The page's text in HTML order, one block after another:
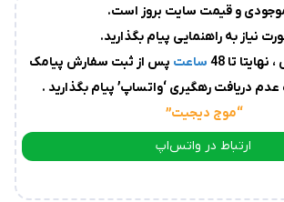
و قیمت سایت بروز است.
نیاز به راهنمایی پیام بگذارید.
تا 48 ساعت پس از ثبت سفارش پیامک
دریافت رهگیری ‘واتساپ’ پیام بگذارید .
“موج دیجیت”
ارتباط در واتس‌اپ